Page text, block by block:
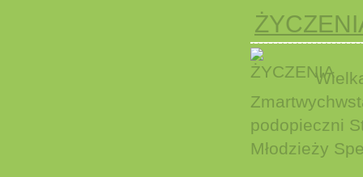
podopieczni
Młodzieży